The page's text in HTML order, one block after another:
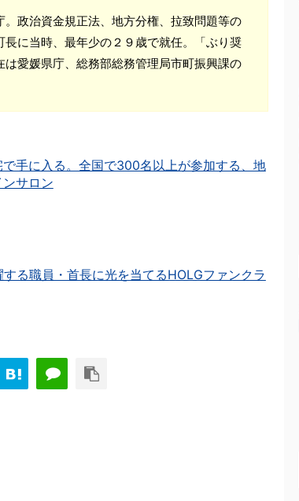
政治資金規正法、地方分権、拉致問題等の
に当時、最年少の２９歳で就任。「ぶり奨
愛媛県庁、総務部総務管理局市町振興課の
手に入る。全国で300名以上が参加する、地
サロン
る職員・首長に光を当てるHOLGファンクラ